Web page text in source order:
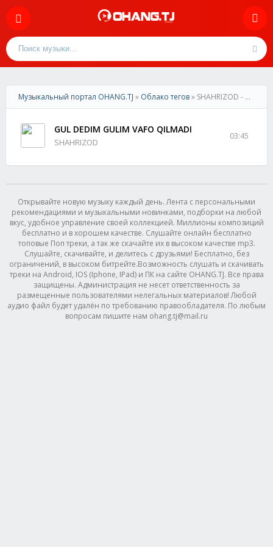
Музыкальный портал OHANG.TJ » Облако тегов» SHAHRIZOD - GUL DEDIM GULIM VAFO QILMADI
GUL DEDIM GULIM VAFO QILMADI
SHAHRIZOD
03:45
Открывайте новую музыку каждый день. Лента с персональными
рекомендациями и музыкальными новинками, подборки на любой
вкус, удобное управление своей коллекцией. Миллионы композиций
бесплатно и в хорошем качестве. Слушайте онлайн бесплатно
топовые Поп треки, а так же скачайте их в высоком качестве mp3.
Слушайте, скачивайте, и делитесь с друзьями! Бесплатно, без
ограничений, в высоком битрейте.Возможность слушать и скачивать
треки на Android, IOS (Iphone, IPad) и ПК на сайте OHANG.TJ. Все права
защищены. Администрация не несет ответственность за
размещенные пользователями нелегальных материалов! Любой
аудио файл будет удалён по требованию правообладателя. По любым
вопросам пишите нам ohang.tj@mail.ru